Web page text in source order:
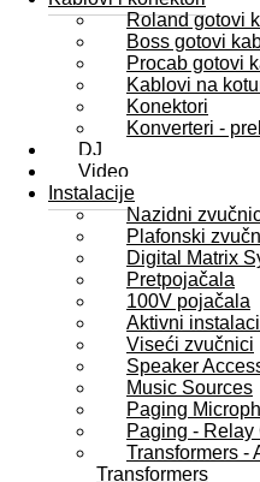
Roland gotovi
Boss gotovi
Procab gotovi
Kablovi na
Konektori
Konverteri -
DJ
Video
Instalacije
Nazidni
Plafonski
Digital Matrix
Pretpojačala
100V pojačala
Aktivni
Viseći zvučnici
Speaker
Music Sources
Paging
Paging - Relay
Transformers -
Transformers